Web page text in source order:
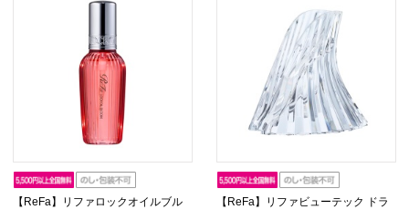
【ReFa】リファロックオイルブル
【ReFa】リファビューテック ドラ